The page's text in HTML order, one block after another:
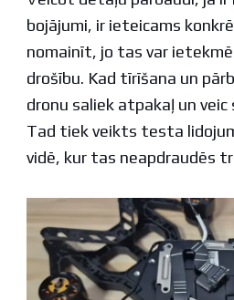
bojājumi, ir ieteicams
nomainīt, jo tas var
drošību. Kad tīrīšana un
dronu saliek atpakaļ un veic
Tad tiek veikts testa
vidē, kur tas neapdraudēs